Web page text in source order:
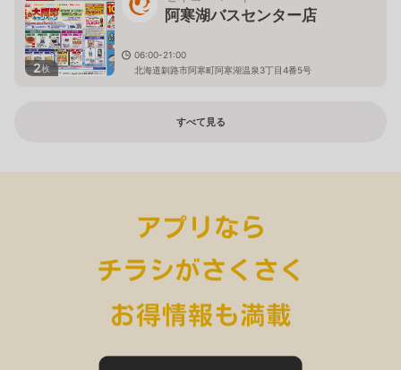
2枚
阿寒湖バスセンター店
06:00-21:00
北海道釧路市阿寒町阿寒湖温泉3丁目4番5号
すべて見る